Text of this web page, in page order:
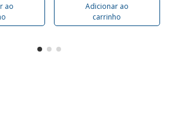
ao
Adicionar ao
carrinho